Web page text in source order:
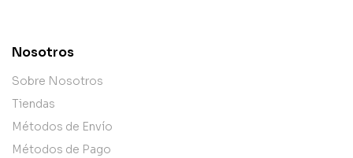
Nosotros
Sobre Nosotros
Tiendas
Métodos de Envío
Métodos de Pago